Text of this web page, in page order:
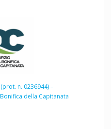
n. 0236944) –
della Capitanata